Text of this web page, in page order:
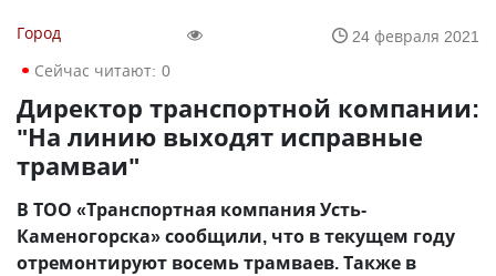
Город
24 февраля 2021
Сейчас читают: 0
Директор транспортной компании:
"На линию выходят исправные
трамваи"
В ТОО «Транспортная компания Усть-
Каменогорска» сообщили, что в текущем году
отремонтируют восемь трамваев. Также в